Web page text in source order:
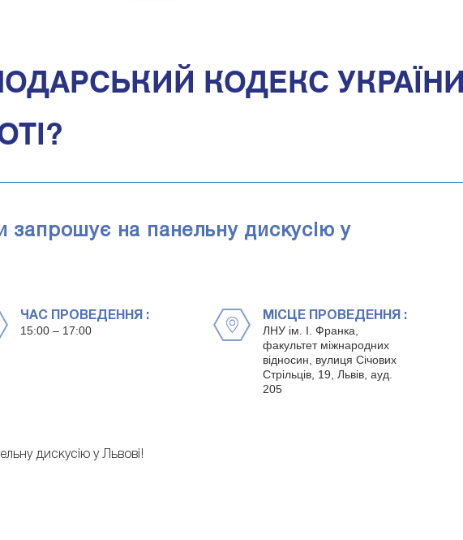
КОДЕКС
запрошує на панельну дискусію у
ЧАС ПРОВЕДЕННЯ :
15:00 – 17:00
МІСЦЕ ПРОВЕДЕННЯ :
ЛНУ ім. І. Франка,
факультет міжнародних
відносин, вулиця Січових
Стрільців, 19, Львів, ауд.
205
дискусію у Львові!